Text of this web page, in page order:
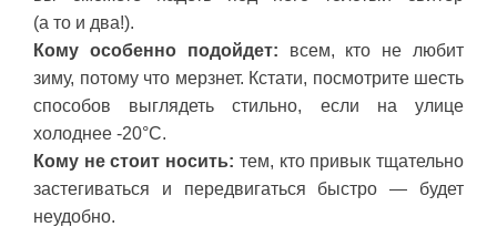
(а то и два!).
Кому особенно подойдет: всем, кто не любит
зиму, потому что мерзнет. Кстати, посмотрите шесть
способов выглядеть стильно, если на улице
холоднее -20°С.
Кому не стоит носить: тем, кто привык тщательно
застегиваться и передвигаться быстро — будет
неудобно.